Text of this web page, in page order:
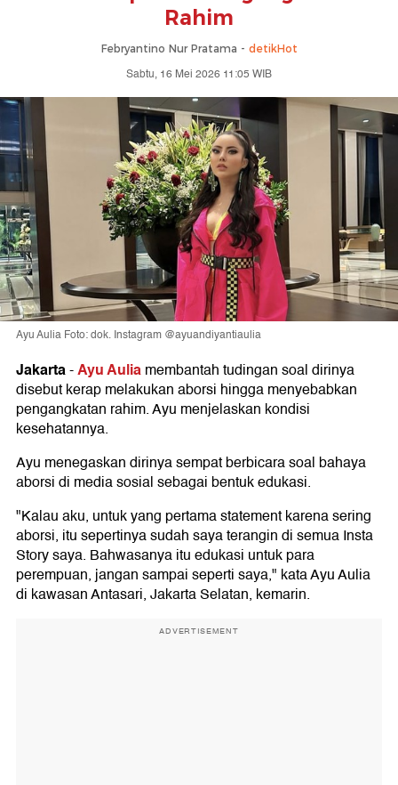
Rahim
Febryantino Nur Pratama - detikHot
Sabtu, 16 Mei 2026 11:05 WIB
Ayu Aulia Foto: dok. Instagram @ayuandiyantiaulia
Jakarta-Ayu Auliamembantah tudingan soal dirinya
disebut kerap melakukan aborsi hingga menyebabkan
pengangkatan rahim. Ayu menjelaskan kondisi
kesehatannya.
Ayu menegaskan dirinya sempat berbicara soal bahaya
aborsi di media sosial sebagai bentuk edukasi.
"Kalau aku, untuk yang pertama statement karena sering
aborsi, itu sepertinya sudah saya terangin di semua Insta
Story saya. Bahwasanya itu edukasi untuk para
perempuan, jangan sampai seperti saya," kata Ayu Aulia
di kawasan Antasari, Jakarta Selatan, kemarin.
ADVERTISEMENT